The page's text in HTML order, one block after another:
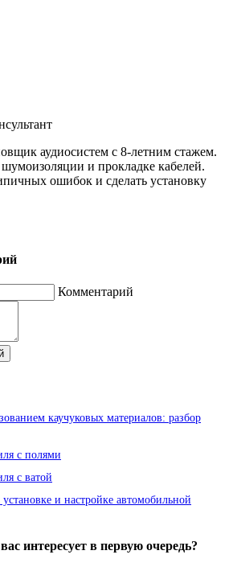
аудиосистем с 8-летним стажем.
и прокладке кабелей.
ошибок и сделать установку
Комментарий
каучуковых материалов: разбор
с полями
с ватой
и настройке автомобильной
интересует в первую очередь?